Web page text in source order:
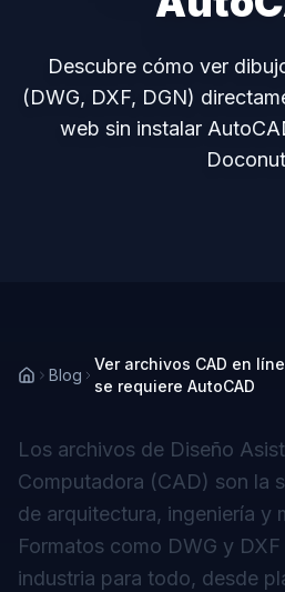
Descubre cómo ver
(DWG, DXF, DGN)
web sin instalar
Blog
Ver archivos CAD en
se requiere AutoCAD
Los archivos de Diseño
Computadora (CAD) son la
de arquitectura, ingeniería y
Formatos como DWG y
industria para todo, desde